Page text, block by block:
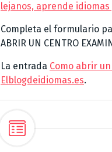
lejanos, aprende
Completa el formulario
ABRIR UN CENTRO
La entrada Como abrir
Elblogdeidiomas.es.